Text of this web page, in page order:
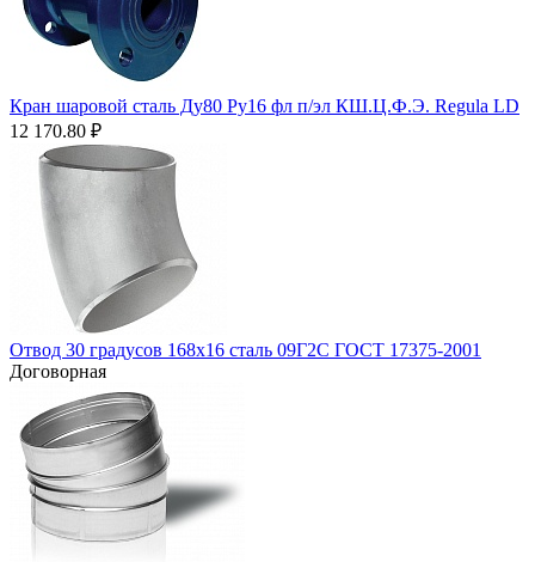
Кран шаровой сталь Ду80 Ру16 фл п/эл КШ.Ц.Ф.Э. Regula LD
12 170.80 ₽
Отвод 30 градусов 168х16 сталь 09Г2С ГОСТ 17375-2001
Договорная